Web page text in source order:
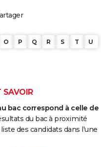
O P Q R S T
U
SAVOIR
bac correspond à celle de
du bac à proximité
des candidats dans l'une